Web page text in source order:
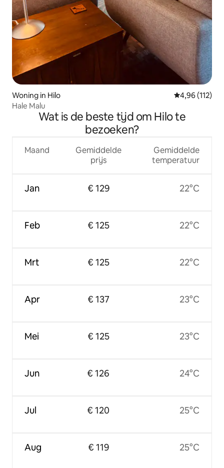
Woning in Hilo Gemiddelde
4,96 (112)
Hale Malu
Wat is de beste tijd om Hilo te
bezoeken?
Maand
Jan
Feb
Mrt
Apr
Mei
Jun
Jul
Aug
Gemiddelde
prijs
€ 129
€ 125
€ 125
€ 137
€ 125
€ 126
€ 120
€ 119
Gemiddelde
temperatuur
22°C
22°C
22°C
23°C
23°C
24°C
25°C
25°C